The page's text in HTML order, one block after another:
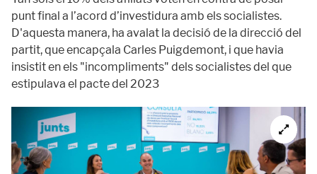
punt final a l’acord d’investidura amb els socialistes.
D'aquesta manera, ha avalat la decisió de la direcció del
partit, que encapçala Carles Puigdemont, i que havia
insistit en els "incompliments" dels socialistes del que
estipulava el pacte del 2023